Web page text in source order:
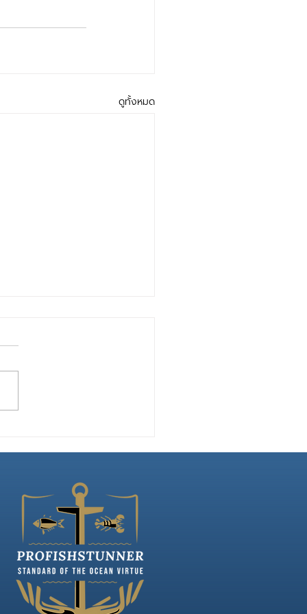
ดูทั้งหมด